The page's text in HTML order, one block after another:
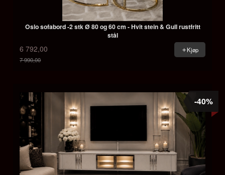
Oslo sofabord -2 stk Ø 80 og 60 cm - Hvit stein & Gull rustfritt
stål
6 792,00
7 990,00
Kjøp
-40%